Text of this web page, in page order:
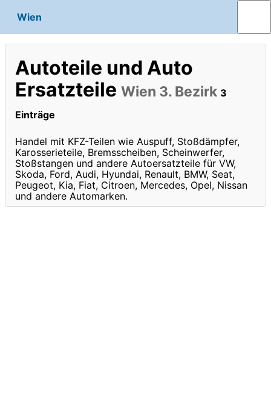
Wien
Autoteile und Auto
Ersatzteile Wien 3. Bezirk 3
Einträge
Handel mit KFZ-Teilen wie Auspuff, Stoßdämpfer,
Karosserieteile, Bremsscheiben, Scheinwerfer,
Stoßstangen und andere Autoersatzteile für VW,
Skoda, Ford, Audi, Hyundai, Renault, BMW, Seat,
Peugeot, Kia, Fiat, Citroen, Mercedes, Opel, Nissan
und andere Automarken.